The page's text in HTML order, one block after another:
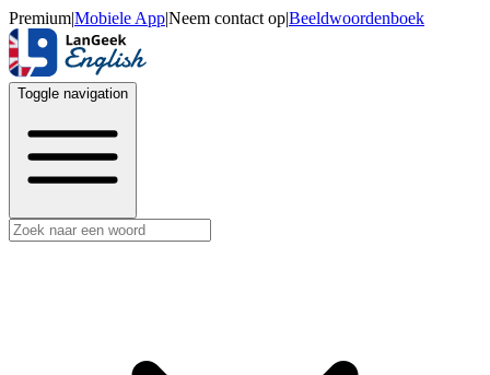
Premium|Mobiele App|Neem contact op|Beeldwoordenboek
Toggle navigation